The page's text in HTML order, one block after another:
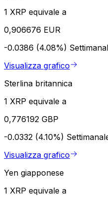
1 XRP equivale a
0,906676 EUR
-0.0386 (4.08%)
Visualizza grafico
Sterlina britannica
1 XRP equivale a
0,776192 GBP
-0.0332 (4.10%)
Visualizza grafico
Yen giapponese
1 XRP equivale a